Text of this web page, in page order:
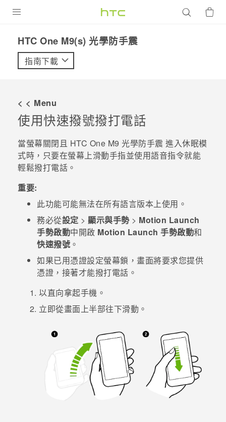
VIVE
配件
優惠專區
校園專案
企業採購
銷售通路
支援服務
VIVELAND
HTC One M9(s) 光學防手震‎
指南下載
< < Menu
使用快速撥號撥打電話
當螢幕關閉且 HTC One M9 光學防手震 進入休眠模
式時，只要在螢幕上滑動手指並使用語音指令就能
輕鬆撥打電話。
重要:
此功能可能無法在所有語言版本上使用。
務必從設定 > 顯示與手勢> Motion Launch
手勢啟動中開啟 Motion Launch 手勢啟動和
快速撥號 。
如果已用憑證設定螢幕鎖，畫面將要求您提供
憑證，接著才能撥打電話。
以直向拿起手機。
立即從畫面上半部往下滑動。